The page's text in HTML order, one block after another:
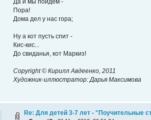
Да и мы пойдём -
Пора!
Дома дел у нас гора;
Ну а кот пусть спит -
Кис-кис...
До свиданья, кот Маркиз!
Copyright © Кирилл Авдеенко, 2011
Художник-иллюстратор: Дарья Максимова
Re: Для детей 3-7 лет - "Поучительные